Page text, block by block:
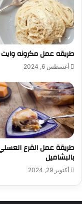
طريقه عمل مكرونه
أغسطس 6, 2024
طريقة عمل القرع
بالبشاميل
أكتوبر 29, 2024